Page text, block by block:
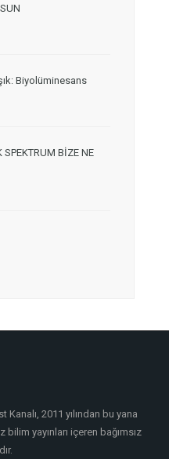
Biyolüminesans
SPEKTRUM BİZE NE
Kanalı, 2011 yılından bu yana
yayınları içeren bağımsız